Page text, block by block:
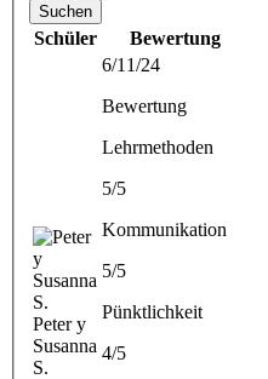
Suchen
Schüler Bewertung
Peter y
Susanna
S.
6/11/24
Bewertung
Lehrmethoden
5/5
Kommunikation
5/5
Pünktlichkeit
4/5